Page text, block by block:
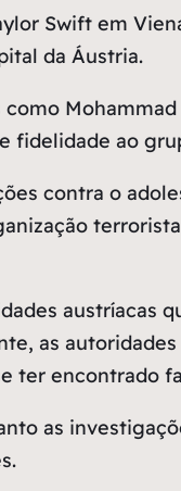
Swift em
da Áustria.
fidelidade ao
contra o
austríacas
as
ter encontrado
as